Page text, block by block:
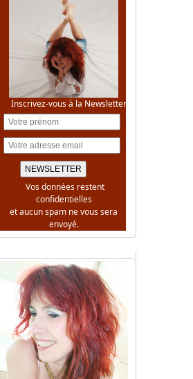
Inscrivez-vous à la Newsletter
Vos données restent
confidentielles
et aucun spam ne vous sera
envoyé.